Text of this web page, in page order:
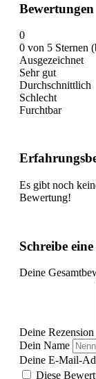
Bewertungen
0
0 von 5 Sternen
Ausgezeichnet
Sehr gut
Durchschnittlich
Schlecht
Furchtbar
Es gibt noch
Bewertung!
Schreibe
Deine
Deine Rezension
Dein Name
Deine E-Mail-
Diese